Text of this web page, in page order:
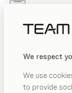
We respect
We use
to provide
PRODUKTE
HÄNDLER
aos